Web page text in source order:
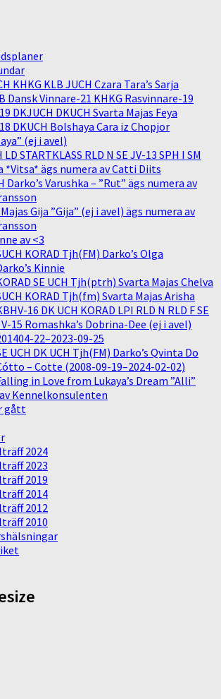
KHKG KLB JUCH Czara Tara’s Sarja
Dansk Vinnare-21 KHKG Rasvinnare-19
DKJUCH DKUCH Svarta Majas Feya
DKUCH Bolshaya Cara iz Chopjor
(ej i avel)
LD STARTKLASS RLD N SE JV-13 SPH I SM
*Vitsa* ägs numera av Catti Diits
Darko’s Varushka – ”Rut” ägs numera av
Gija ”Gija” (ej i avel) ägs numera av
av <3
KORAD Tjh(FM) Darko’s Olga
Kinnie
SE UCH Tjh(ptrh) Svarta Majas Chelva
KORAD Tjh(fm) Svarta Majas Arisha
16 DK UCH KORAD LPI RLD N RLD F SE
15 Romashka’s Dobrina-Dee (ej i avel)
22–2023-09-25
UCH DK UCH Tjh(FM) Darko’s Qvinta Do
– Cotte (2008-09-19–2024-02-02)
in Love from Lukaya’s Dream ”Alli”
Kennelkonsulenten
gått
2024
2023
2019
2014
2012
2010